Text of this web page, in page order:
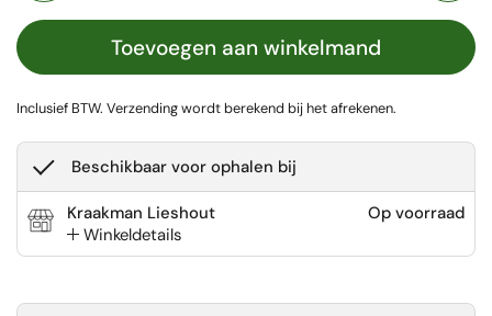
Toevoegen aan winkelmand
Inclusief BTW. Verzendingwordt berekend bij het afrekenen.
Beschikbaar voor ophalen bij
Kraakman Lieshout
Winkeldetails
Op voorraad